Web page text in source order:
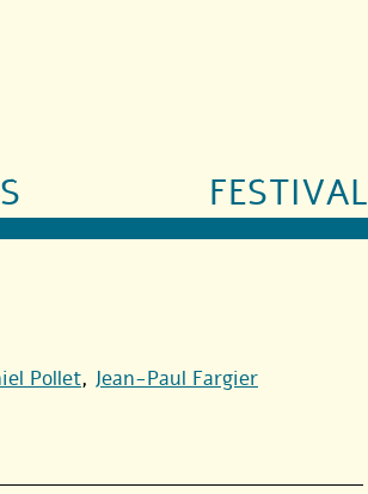
Pollet, Jean-Paul Fargier